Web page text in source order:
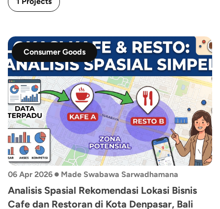
Consumer Goods
06 Apr 2026 • Made Swabawa Sarwadhamana
Analisis Spasial Rekomendasi Lokasi Bisnis
Cafe dan Restoran di Kota Denpasar, Bali